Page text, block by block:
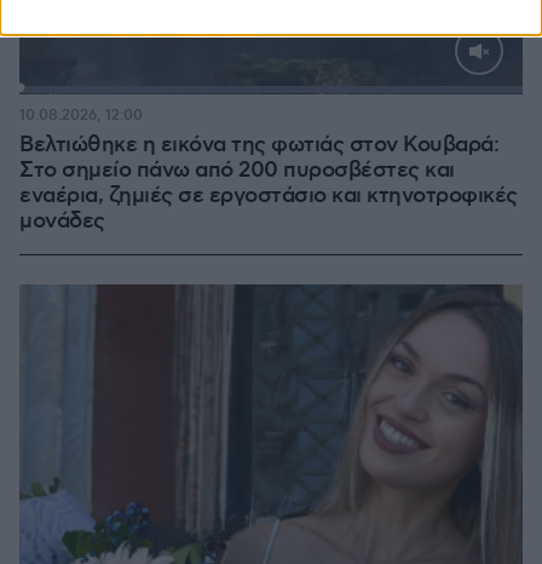
Loaded
Βελτιώθηκε η εικόνα της φωτιάς στον Κουβαρά:
Στο σημείο πάνω από 200 πυροσβέστες και
εναέρια, ζημιές σε εργοστάσιο και κτηνοτροφικές
μονάδες
10.08.2026, 12:00